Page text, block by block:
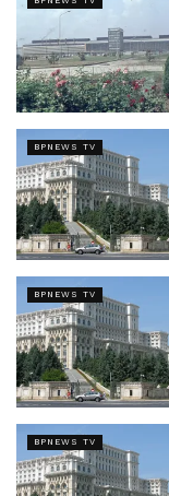
Titi Sultan este de
însă a minimaliza
construiască de
anterioară.
Americanii au
de ideea de
sacrificii, respect
Principiile
necesitatea ca
guvernați. Cât timp
apreciat de
Tags: Titi Sultan
BPNEWS TV
BPNEWS TV
BPNEWS TV